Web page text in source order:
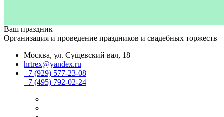
Ваш праздник
Организация и проведение праздников и свадебных торжеств
Москва, ул. Сущевский вал, 18
hrtrex@yandex.ru
+7 (929) 577-23-08
+7 (495) 792-02-24